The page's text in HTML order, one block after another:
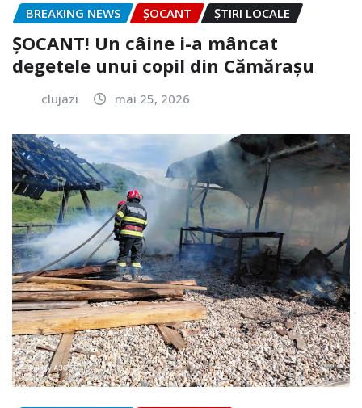
BREAKING NEWS ȘOCANT ȘTIRI LOCALE
ȘOCANT! Un câine i-a mâncat
degetele unui copil din Cămărașu
clujazi mai 25, 2026